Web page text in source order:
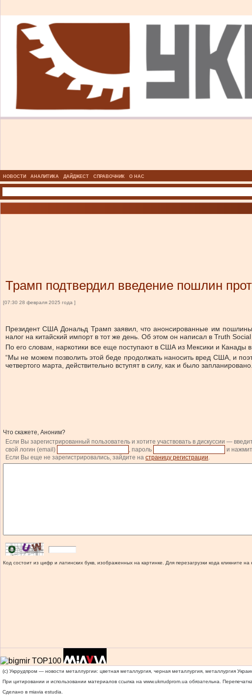
НОВОСТИ АНАЛИТИКА ДАЙДЖЕСТ СПРАВОЧНИК О НАС
Трамп подтвердил введение пошлин
[07:30 28 февраля 2025 года ]
Президент США Дональд Трамп заявил, что анонсированные им
налог на китайский импорт в тот же день. Об этом он написал в Truth
По его словам, наркотики все еще поступают в США из Мексики и Канады
“Мы не можем позволить этой беде продолжать наносить вред США, и
четвертого марта, действительно вступят в силу, как и было
Что скажете, Аноним?
Если Вы зарегистрированный пользователь и хотите участвовать в дискуссии —
свой логин (email)
, пароль и
Если Вы еще не зарегистрировались, зайдите на страницу регистрации.
Код состоит из цифр и латинских букв, изображенных на картинке. Для перезагрузки кода кликните на
(c) Укррудпром — новости металлургии: цветная металлургия, черная металлургия, металлургия
При цитировании и использовании материалов ссылка на www.ukrrudprom.ua обязательна.
Сделано в miavia estudia.